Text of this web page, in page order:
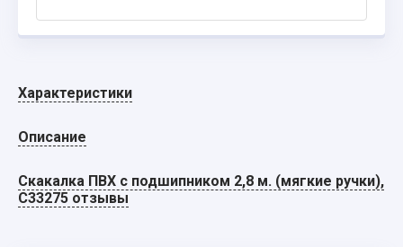
Характеристики
Описание
Скакалка ПВХ с подшипником 2,8 м. (мягкие ручки),
C33275 отзывы